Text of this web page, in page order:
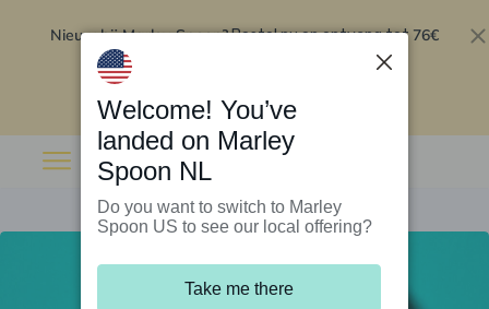
Nieuw bij Marley Spoon?Bestel nu en ontvang tot 76€
Welcome! You’ve
landed on Marley
Spoon NL
Do you want to switch to Marley
Spoon US to see our local offering?
Take me there